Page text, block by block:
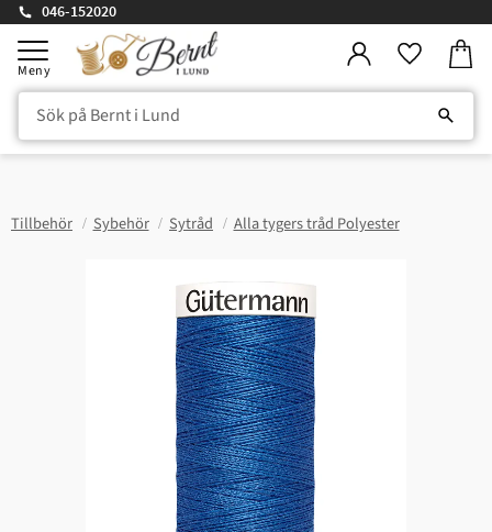
Meny
046-152020
Tillbehör Sybehör Sytråd Alla tygers tråd Polyester